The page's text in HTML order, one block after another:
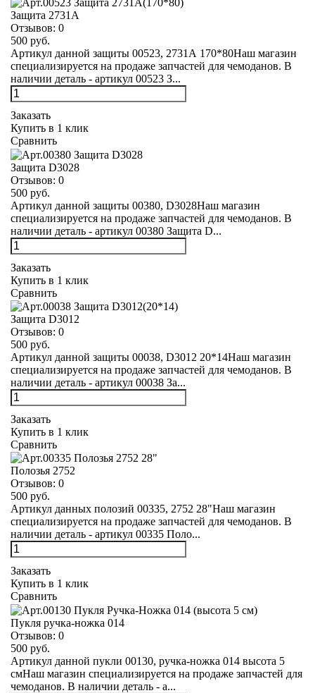
Защита 2731А
Отзывов: 0
500 руб.
Артикул данной защиты 00523, 2731А 170*80Наш магазин
специализируется на продаже запчастей для чемоданов. В
наличии деталь - артикул 00523 З...
Заказать
Купить в 1 клик
Сравнить
Защита D3028
Отзывов: 0
500 руб.
Артикул данной защиты 00380, D3028Наш магазин
специализируется на продаже запчастей для чемоданов. В
наличии деталь - артикул 00380 Защита D...
Заказать
Купить в 1 клик
Сравнить
Защита D3012
Отзывов: 0
500 руб.
Артикул данной защиты 00038, D3012 20*14Наш магазин
специализируется на продаже запчастей для чемоданов. В
наличии деталь - артикул 00038 За...
Заказать
Купить в 1 клик
Сравнить
Полозья 2752
Отзывов: 0
500 руб.
Артикул данных полозий 00335, 2752 28"Наш магазин
специализируется на продаже запчастей для чемоданов. В
наличии деталь - артикул 00335 Поло...
Заказать
Купить в 1 клик
Сравнить
Пукля ручка-ножка 014
Отзывов: 0
500 руб.
Артикул данной пукли 00130, ручка-ножка 014 высота 5
смНаш магазин специализируется на продаже запчастей для
чемоданов. В наличии деталь - а...